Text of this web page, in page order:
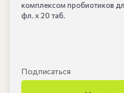
комплексом пробиотиков
фл. х 20 таб.
Подписаться